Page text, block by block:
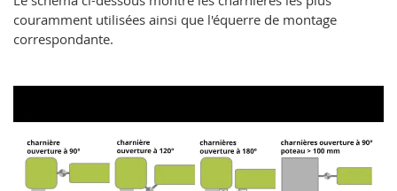
couramment utilisées ainsi que l'équerre de montage
correspondante.